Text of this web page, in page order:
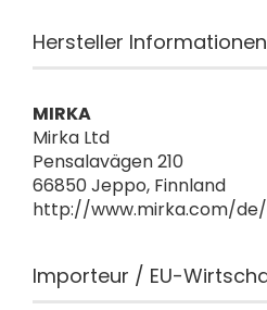
Hersteller Informationen
MIRKA
Mirka Ltd
Pensalavägen 210
66850 Jeppo, Finnland
http://www.mirka.com/
Importeur / EU-